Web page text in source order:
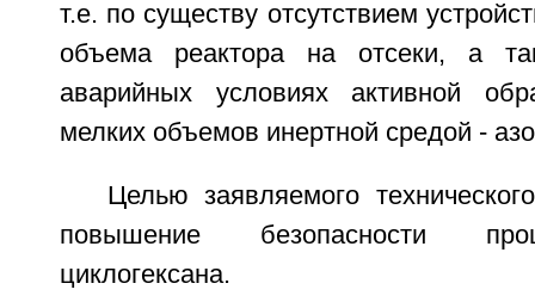
т.е. по существу отсутствием
объема реактора на отсеки, а
аварийных условиях активной
мелких объемов инертной средой -
Целью заявляемого
повышение безопасности
циклогексана.